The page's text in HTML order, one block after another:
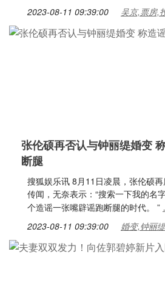
2023-08-11 09:39:00 吴京,票房,
张伦硕再否认与钟丽缇婚变
断腿
搜狐娱乐讯 8月11日凌晨，张伦硕
传闻，无奈表示：“搜索一下我的
个造谣一张嘴辟谣跑断腿的时代。 ”
2023-08-11 09:39:00 婚变,钟丽